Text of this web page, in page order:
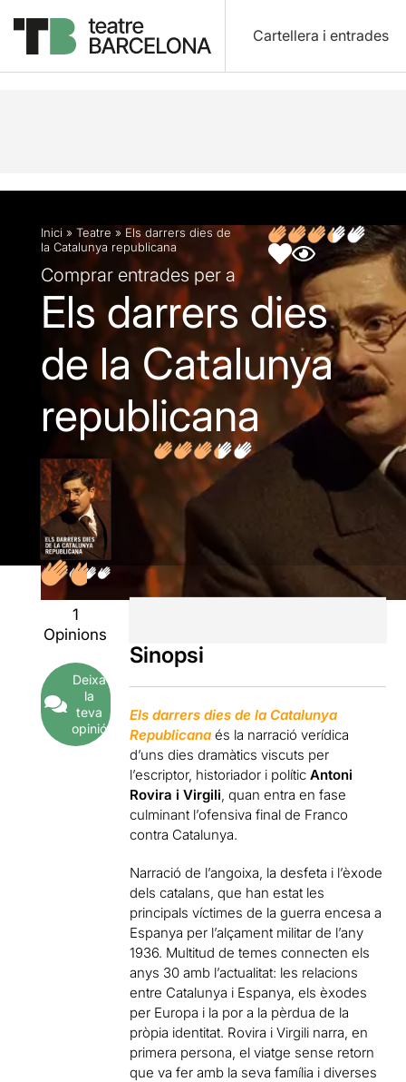
Cartellera i entrades
Descripció Fitxa artística Opinions
Inici » Teatre » Els darrers dies de
la Catalunya republicana
Comprar entrades per a
Els darrers dies
de la Catalunya
republicana
1
Opinions
Deixa
la
teva
opinió
Sinopsi
Els darrers dies de la Catalunya
Republicana és la narració verídica
d’uns dies dramàtics viscuts per
l’escriptor, historiador i políticAntoni
Rovira i Virgili , quan entra en fase
culminant l’ofensiva final de Franco
contra Catalunya.
Narració de l’angoixa, la desfeta i l’èxode
dels catalans, que han estat les
principals víctimes de la guerra encesa a
Espanya per l’alçament militar de l’any
1936. Multitud de temes connecten els
anys 30 amb l’actualitat: les relacions
entre Catalunya i Espanya, els èxodes
per Europa i la por a la pèrdua de la
pròpia identitat. Rovira i Virgili narra, en
primera persona, el viatge sense retorn
que va fer amb la seva família i diverses